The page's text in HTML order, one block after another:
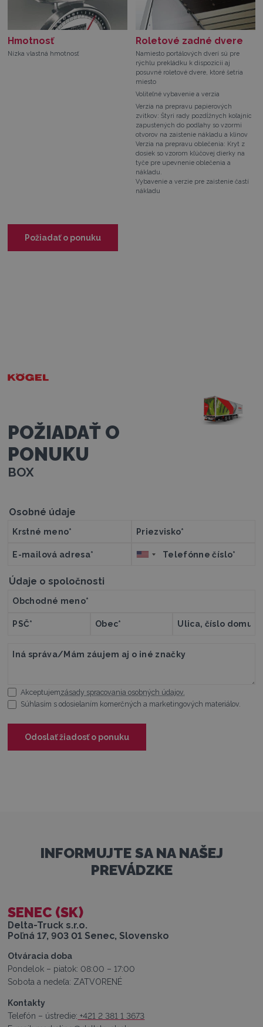
Hmotnosť
Nízka vlastná hmotnosť
Roletové zadné dvere
Namiesto portálových dverí sú pre
rýchlu prekládku k dispozícii aj
posuvné roletové dvere, ktoré šetria
miesto
Voliteľné vybavenie a verzia
Verzia na prepravu papierových
zvitkov: Štyri rady pozdĺžnych koľajníc
zapustených do podlahy so vzormi
otvorov na zaistenie nákladu a klinov
Verzia na prepravu oblečenia: Kryt z
dosiek so vzorom kľúčovej dierky na
tyče pre upevnenie oblečenia a
nákladu.
Vybavenie a verzie pre zaistenie častí
nákladu
Požiadať o ponuku
POŽIADAŤ O
PONUKU
BOX
Osobné údaje
Údaje o spoločnosti
Akceptujemzásady spracovania osobných údajov.
Súhlasím s odosielaním komerčných a marketingových materiálov.
Odoslať žiadosť o ponuku
INFORMUJTE SA NA NAŠEJ
PREVÁDZKE
SENEC (SK)
Delta-Truck s.r.o.
Poľná 17, 903 01 Senec, Slovensko
Otváracia doba
Pondelok – piatok: 08:00 – 17:00
Sobota a nedeľa: ZATVORENÉ
Kontakty
Telefón – ústredie: +421 2 381 1 3673